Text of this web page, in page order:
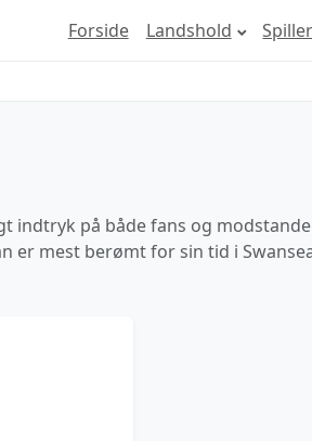
Forside Landshold
indtryk på både fans og
er mest berømt for sin tid i